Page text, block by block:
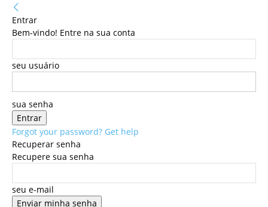
Entrar
Bem-vindo! Entre na sua conta
seu usuário
sua senha
Forgot your password? Get help
Recuperar senha
Recupere sua senha
seu e-mail